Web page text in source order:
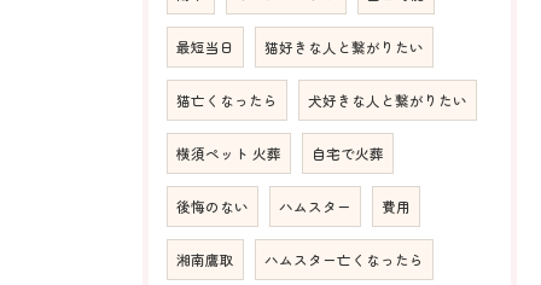
最短当日 猫好きな人と繋がりたい
猫亡くなったら 犬好きな人と繋がりたい
横須ペット 火葬 自宅で火葬
後悔のない ハムスター 費用
湘南鷹取 ハムスター亡くなったら